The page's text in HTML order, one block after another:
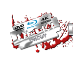
Zum Hauptinhalt